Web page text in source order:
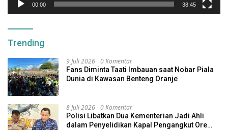
00:00 38:45
Trending
9 Juli 2026 0 Komentar
Fans Diminta Taati Imbauan saat Nobar Piala
Dunia di Kawasan Benteng Oranje
8 Juli 2026 0 Komentar
Polisi Libatkan Dua Kementerian Jadi Ahli
dalam Penyelidikan Kapal Pengangkut Ore